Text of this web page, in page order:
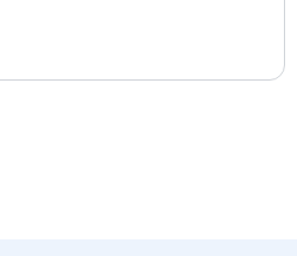
tüm detayları düşünüp,